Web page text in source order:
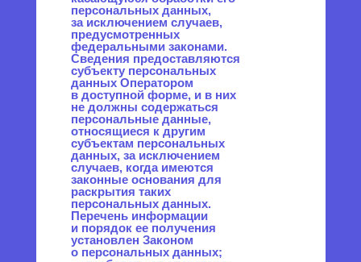
о персональных данных.
Требования к содержанию
такого согласия
устанавливаются
уполномоченным органом
по защите прав субъектов
персональных данных.
5.8.1 Согласие на обработку
персональных данных,
разрешенных для
распространения,
Пользователь предоставляет
Оператору непосредственно.
5.8.2 Оператор обязан в срок
не позднее трех рабочих дней
с момента получения
указанного согласия
Пользователя опубликовать
информацию об условиях
обработки, о наличии запретов
и условий на обработку
неограниченным кругом лиц
персональных данных,
разрешенных для
распространения.
5.8.3 Передача
(распространение,
предоставление, доступ)
персональных данных,
разрешенных субъектом